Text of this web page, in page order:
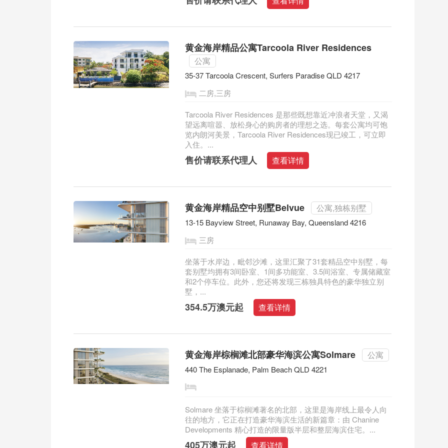
黄金海岸精品公寓Tarcoola River Residences
公寓
35-37 Tarcoola Crescent, Surfers Paradise QLD 4217
二房,三房
Tarcoola River Residences 是那些既想靠近冲浪者天堂，又渴
望远离喧嚣、放松身心的购房者的理想之选。每套公寓均可饱
览内朗河美景，Tarcoola River Residences现已竣工，可立即
入住。...
售价请联系代理人 查看详情
黄金海岸精品空中别墅Belvue 公寓,独栋别墅
13-15 Bayview Street, Runaway Bay, Queensland 4216
三房
坐落于水岸边，毗邻沙滩，这里汇聚了31套精品空中别墅，每
套别墅均拥有3间卧室、1间多功能室、3.5间浴室、专属储藏室
和2个停车位。此外，您还将发现三栋独具特色的豪华独立别
墅，...
354.5万澳元起 查看详情
黄金海岸棕榈滩北部豪华海滨公寓Solmare 公寓
440 The Esplanade, Palm Beach QLD 4221
Solmare 坐落于棕榈滩著名的北部，这里是海岸线上最令人向
往的地方，它正在打造豪华海滨生活的新篇章：由 Chanine
Developments 精心打造的限量版半层和整层海滨住宅。...
405万澳元起 查看详情